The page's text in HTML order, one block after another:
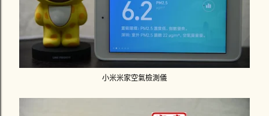
小米米家空氣檢測儀